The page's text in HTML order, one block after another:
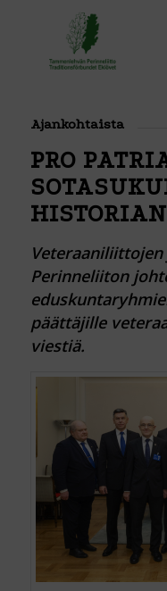
Ajankohtaista
PRO
Perinneliiton
päättäjille
viestiä.